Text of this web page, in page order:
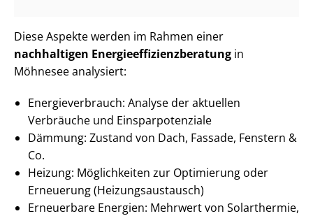
Diese Aspekte werden im Rahmen einer
nachhaltigen En­er­gie­ef­fi­zi­enz­be­ra­tung in
Möhnesee analysiert:
En­er­gie­ver­brauch: Analyse der aktuellen
Verbräuche und Ein­spar­po­ten­zia­le
Dämmung: Zustand von Dach, Fassade, Fenstern &
Co.
Heizung: Möglichkeiten zur Optimierung oder
Erneuerung (Hei­zungs­aus­tausch)
Erneuerbare Energien: Mehrwert von Solarthermie,